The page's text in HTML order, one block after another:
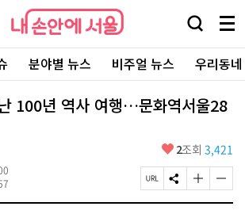
내
손
에
울
검
창
열
기
메
뉴
전
체
보
기
분야별 뉴스 비주얼 뉴스 우리동
100년 역사 여행…문화역서울28
좋
요
2조회 3,421
페
이
S
N
글
자
글
자